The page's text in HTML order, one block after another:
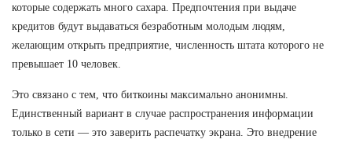
которые содержать много сахара. Предпочтения при выдаче
кредитов будут выдаваться безработным молодым людям,
желающим открыть предприятие, численность штата которого не
превышает 10 человек.
Это связано с тем, что биткоины максимально анонимны.
Единственный вариант в случае распространения информации
только в сети — это заверить распечатку экрана. Это внедрение